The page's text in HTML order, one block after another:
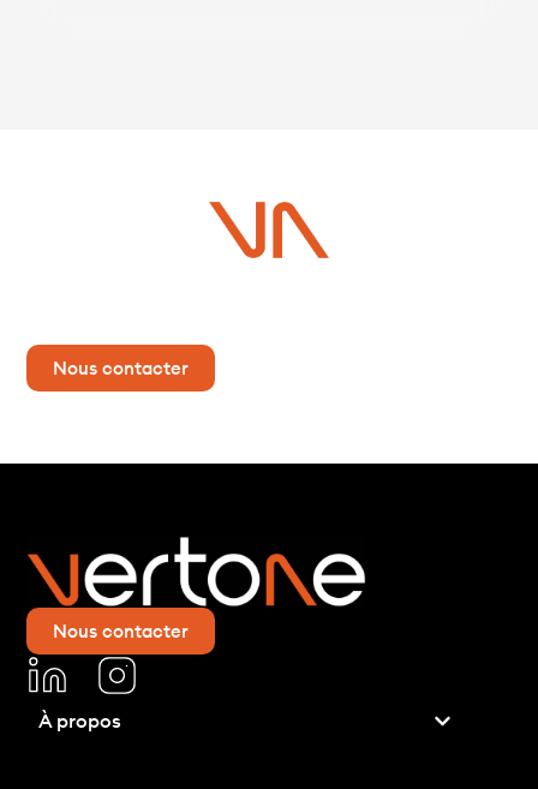
Nous contacter
Nous contacter
À propos